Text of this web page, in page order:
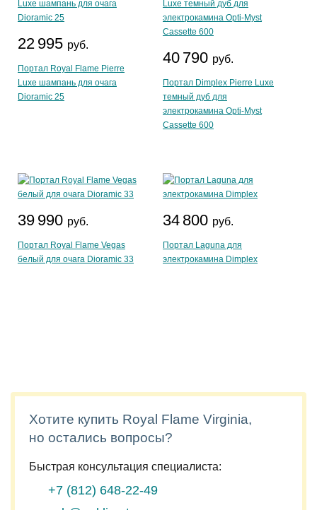
22 995 руб.
Портал Royal Flame Pierre
Luxe шампань для очага
Dioramic 25
40 790 руб.
Портал Dimplex Pierre Luxe
темный дуб для
электрокамина Opti-Myst
Cassette 600
39 990 руб.
Портал Royal Flame Vegas
белый для очага Dioramic 33
34 800 руб.
Портал Laguna для
электрокамина Dimplex
Хотите купить Royal Flame Virginia,
но остались вопросы?
Быстрая консультация специалиста:
+7 (812) 648-22-49